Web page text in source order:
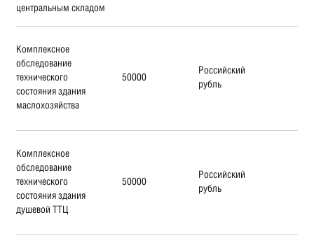
центральным складом
Комплексное
обследование
технического
состояния здания
маслохозяйства
50000
Российский
рубль
Комплексное
обследование
технического
состояния здания
душевой ТТЦ
50000
Российский
рубль